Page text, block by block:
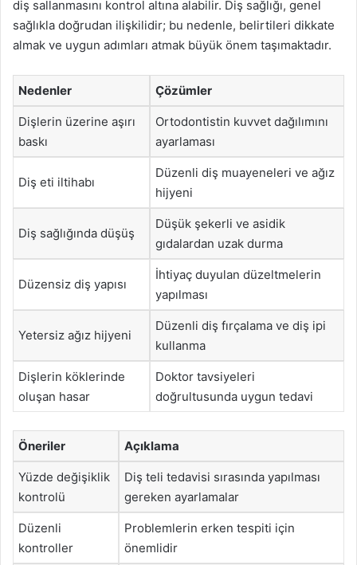
diş sallanmasını kontrol altına alabilir. Diş sağlığı, genel
sağlıkla doğrudan ilişkilidir; bu nedenle, belirtileri dikkate
almak ve uygun adımları atmak büyük önem taşımaktadır.
Nedenler Çözümler
Dişlerin üzerine aşırı
baskı
Ortodontistin kuvvet dağılımını
ayarlaması
Diş eti iltihabı
Düzenli diş muayeneleri ve ağız
hijyeni
Diş sağlığında düşüş
Düşük şekerli ve asidik
gıdalardan uzak durma
Düzensiz diş yapısı
İhtiyaç duyulan düzeltmelerin
yapılması
Yetersiz ağız hijyeni
Düzenli diş fırçalama ve diş ipi
kullanma
Dişlerin köklerinde
oluşan hasar
Doktor tavsiyeleri
doğrultusunda uygun tedavi
Öneriler Açıklama
Yüzde değişiklik
kontrolü
Diş teli tedavisi sırasında yapılması
gereken ayarlamalar
Düzenli
kontroller
Problemlerin erken tespiti için
önemlidir